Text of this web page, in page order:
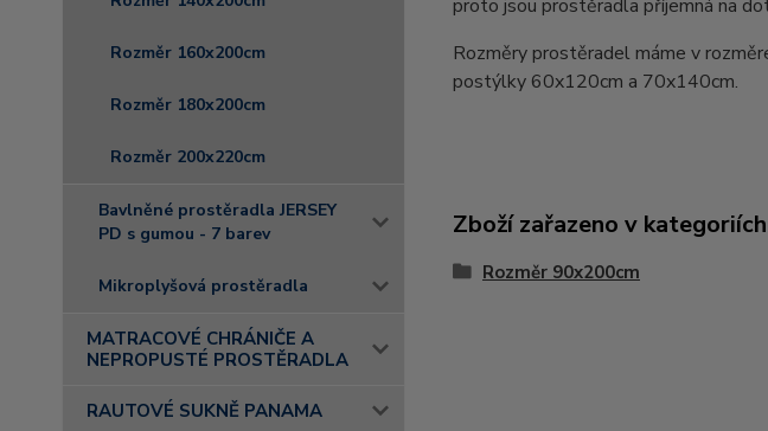
Rozměr 160x200cm
Rozměr 180x200cm
Rozměr 200x220cm
Bavlněné prostěradla JERSEY
PD s gumou - 7 barev
Mikroplyšová prostěradla
MATRACOVÉ CHRÁNIČE A
NEPROPUSTÉ PROSTĚRADLA
RAUTOVÉ SUKNĚ PANAMA
proto jsou prostěradla příjemná na
Rozměry prostěradel máme v
postýlky 60x120cm a 70x140cm.
Zboží zařazeno v kategoriích
Rozměr 90x200cm